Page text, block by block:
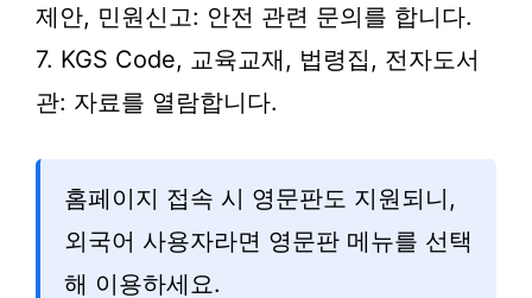
제안, 민원신고: 안전 관련 문의를 합니다.
7. KGS Code, 교육교재, 법령집, 전자도서
관: 자료를 열람합니다.
홈페이지 접속 시 영문판도 지원되니,
외국어 사용자라면 영문판 메뉴를 선택
해 이용하세요.